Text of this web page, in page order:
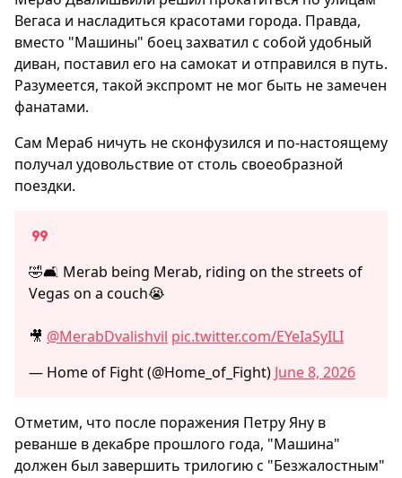
Вегаса и насладиться красотами города. Правда,
вместо "Машины" боец захватил с собой удобный
диван, поставил его на самокат и отправился в путь.
Разумеется, такой экспромт не мог быть не замечен
фанатами.
Сам Мераб ничуть не сконфузился и по-настоящему
получал удовольствие от столь своеобразной
поездки.
🤣🛋️ Merab being Merab, riding on the streets of
Vegas on a couch😭
🎥 @MerabDvalishvil pic.twitter.com/EYeIaSyILI
— Home of Fight (@Home_of_Fight) June 8, 2026
Отметим, что после поражения Петру Яну в
реванше в декабре прошлого года, "Машина"
должен был завершить трилогию с "Безжалостным"